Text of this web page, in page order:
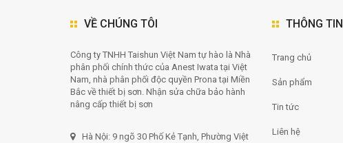
VỀ CHÚNG TÔI
Công ty TNHH Taishun Việt Nam tự hào là Nhà
phân phối chính thức của Anest Iwata tại Việt
Nam, nhà phân phối độc quyền Prona tại Miền
Bắc về thiết bị sơn. Nhận sửa chữa bảo hành
nâng cấp thiết bị sơn
Hà Nội: 9 ngõ 30 Phố Kẻ Tạnh, Phường Việt
THÔNG TIN
Trang chủ
Sản phẩm
Tin tức
Liên hệ